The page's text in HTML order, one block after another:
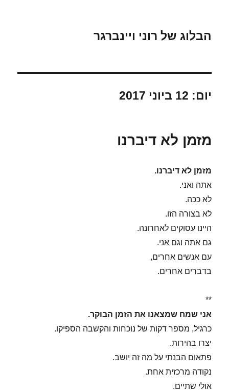
הבלוג של רוני ויינברגר
יום: 12 ביוני 2017
מזמן לא דיברנו
מזמן לא דיברנו.
אתה ואני.
לא ככה.
לא בצורה הזו.
היינו עסוקים לאחרונה.
גם אתה וגם אני.
עם אנשים אחרים,
בדברים אחרים.
**
אני שמח שמצאנו את הזמן הבוקר.
כרגיל, מספר דקות של נוכחות והקשבה הספיקו.
יצרו בהירות.
פתאום הבנתי על מה זה יושב.
נקודה מרכזית אחת.
אולי שתיים.